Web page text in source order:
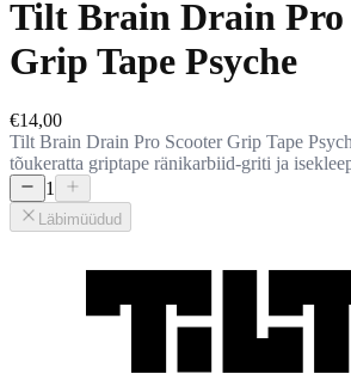
Tilt Brain Drain Pro
Grip Tape Psyche
€14,00
Tilt Brain Drain Pro Scooter Grip Tape
tõukeratta griptape ränikarbiid-griti ja
1
Läbimüüdud